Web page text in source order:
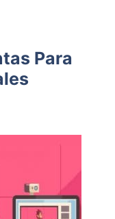
Para